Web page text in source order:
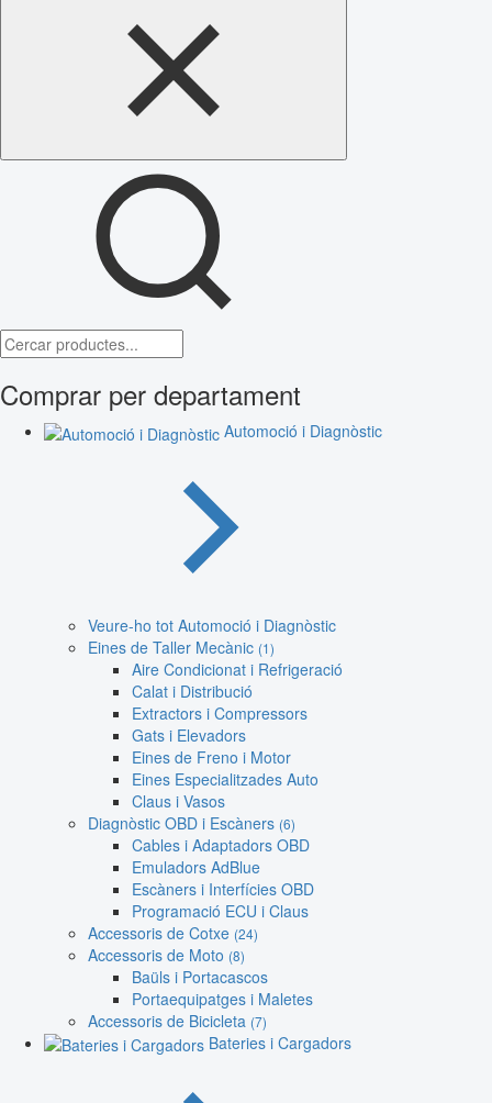
Comprar per departament
Automoció i Diagnòstic
Veure-ho tot Automoció i Diagnòstic
Eines de Taller Mecànic (1)
Aire Condicionat i Refrigeració
Calat i Distribució
Extractors i Compressors
Gats i Elevadors
Eines de Freno i Motor
Eines Especialitzades Auto
Claus i Vasos
Diagnòstic OBD i Escàners (6)
Cables i Adaptadors OBD
Emuladors AdBlue
Escàners i Interfícies OBD
Programació ECU i Claus
Accessoris de Cotxe (24)
Accessoris de Moto (8)
Baüls i Portacascos
Portaequipatges i Maletes
Accessoris de Bicicleta (7)
Bateries i Cargadors